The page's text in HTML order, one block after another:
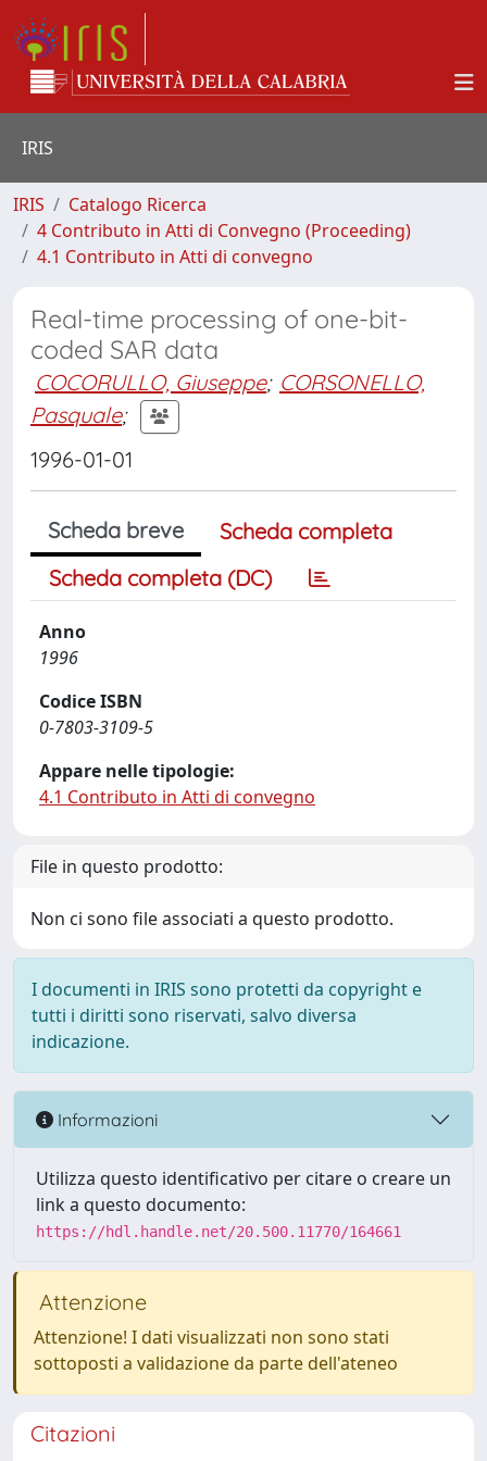
IRIS
IRIS
Catalogo Ricerca
4 Contributo in Atti di Convegno (Proceeding)
4.1 Contributo in Atti di convegno
Real-time processing of one-bit-
coded SAR data
COCORULLO, Giuseppe; CORSONELLO,
Pasquale;
1996-01-01
Scheda breve
Scheda completa
Scheda completa (DC)
Anno
1996
Codice ISBN
0-7803-3109-5
Appare nelle tipologie:
4.1 Contributo in Atti di convegno
File in questo prodotto:
Non ci sono file associati a questo prodotto.
I documenti in IRIS sono protetti da copyright e
tutti i diritti sono riservati, salvo diversa
indicazione.
Informazioni
Utilizza questo identificativo per citare o creare un
link a questo documento:
https://hdl.handle.net/20.500.11770/164661
Attenzione
Attenzione! I dati visualizzati non sono stati
sottoposti a validazione da parte dell'ateneo
Citazioni